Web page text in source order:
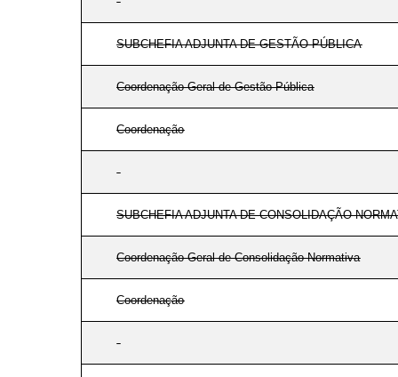
SUBCHEFIA ADJUNTA DE GESTÃO PÚBLICA
Coordenação-Geral de Gestão Pública
Coordenação
SUBCHEFIA ADJUNTA DE CONSOLIDAÇÃO
Coordenação-Geral de Consolidação Normativa
Coordenação